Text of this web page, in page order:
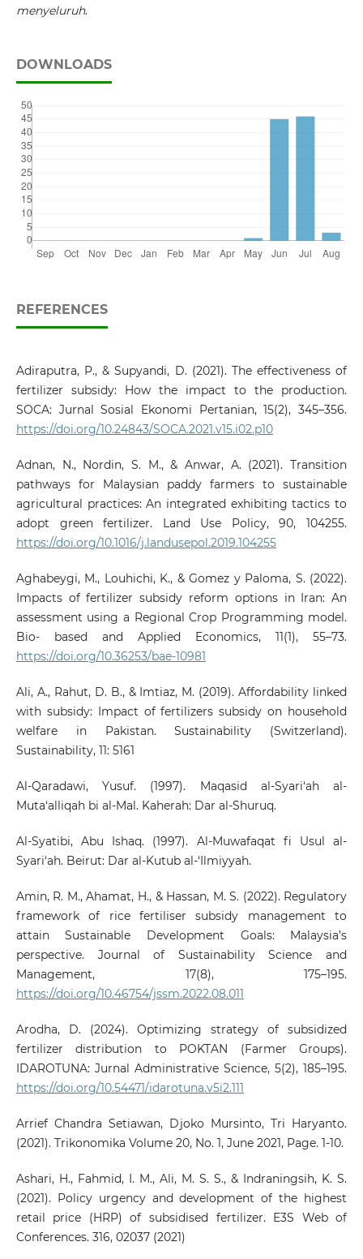
menyeluruh.
DOWNLOADS
REFERENCES
Adiraputra, P., & Supyandi, D. (2021). The effectiveness of
fertilizer subsidy: How the impact to the production.
SOCA: Jurnal Sosial Ekonomi Pertanian, 15(2), 345–356.
https://doi.org/10.24843/SOCA.2021.v15.i02.p10
Adnan, N., Nordin, S. M., & Anwar, A. (2021). Transition
pathways for Malaysian paddy farmers to sustainable
agricultural practices: An integrated exhibiting tactics to
adopt green fertilizer. Land Use Policy, 90, 104255.
https://doi.org/10.1016/j.landusepol.2019.104255
Aghabeygi, M., Louhichi, K., & Gomez y Paloma, S. (2022).
Impacts of fertilizer subsidy reform options in Iran: An
assessment using a Regional Crop Programming model.
Bio- based and Applied Economics, 11(1), 55–73.
https://doi.org/10.36253/bae-10981
Ali, A., Rahut, D. B., & Imtiaz, M. (2019). Affordability linked
with subsidy: Impact of fertilizers subsidy on household
welfare in Pakistan. Sustainability (Switzerland).
Sustainability, 11: 5161
Al-Qaradawi, Yusuf. (1997). Maqasid al-Syari‘ah al-
Muta‘alliqah bi al-Mal. Kaherah: Dar al-Shuruq.
Al-Syatibi, Abu Ishaq. (1997). Al-Muwafaqat fi Usul al-
Syari‘ah. Beirut: Dar al-Kutub al-‘Ilmiyyah.
Amin, R. M., Ahamat, H., & Hassan, M. S. (2022). Regulatory
framework of rice fertiliser subsidy management to
attain Sustainable Development Goals: Malaysia’s
perspective. Journal of Sustainability Science and
Management, 17(8), 175–195.
https://doi.org/10.46754/jssm.2022.08.011
Arodha, D. (2024). Optimizing strategy of subsidized
fertilizer distribution to POKTAN (Farmer Groups).
IDAROTUNA: Jurnal Administrative Science, 5(2), 185–195.
https://doi.org/10.54471/idarotuna.v5i2.111
Arrief Chandra Setiawan, Djoko Mursinto, Tri Haryanto.
(2021). Trikonomika Volume 20, No. 1, June 2021, Page. 1-10.
Ashari, H., Fahmid, I. M., Ali, M. S. S., & Indraningsih, K. S.
(2021). Policy urgency and development of the highest
retail price (HRP) of subsidised fertilizer. E3S Web of
Conferences. 316, 02037 (2021)